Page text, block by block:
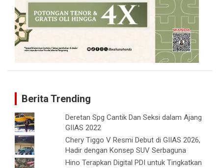
Berita Trending
Deretan Spg Cantik Dan Seksi dalam Ajang
GIIAS 2022
Chery Tiggo V Resmi Debut di GIIAS 2026,
Hadir dengan Konsep SUV Serbaguna
Hino Terapkan Digital PDI untuk Tingkatkan